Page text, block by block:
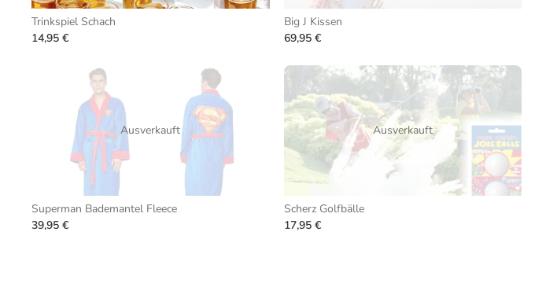
Trinkspiel Schach
14,95 €
Big J Kissen
69,95 €
Ausverkauft
Superman Bademantel Fleece
39,95 €
Ausverkauft
Scherz Golfbälle
17,95 €